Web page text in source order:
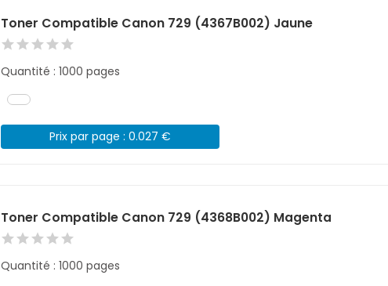
Toner Compatible Canon 729 (4367B002) Jaune
Quantité : 1000 pages
Prix par page : 0.027 €
Toner Compatible Canon 729 (4368B002) Magenta
Quantité : 1000 pages